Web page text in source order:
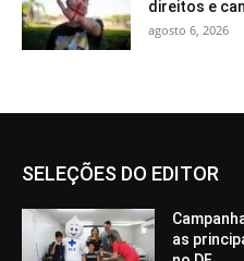
direitos e
agosto 6, 2026
SELEÇÕES DO EDITOR
as